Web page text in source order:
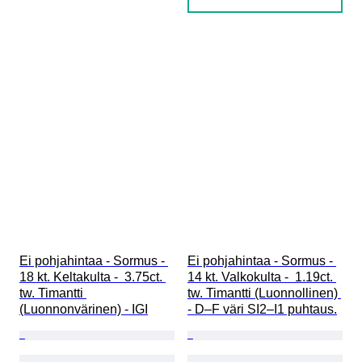
Ei pohjahintaa - Sormus -
18 kt. Keltakulta -  3.75ct.
tw. Timantti
(Luonnonvärinen) - IGI
Ei pohjahintaa - Sormus -
14 kt. Valkokulta -  1.19ct.
tw. Timantti (Luonnollinen)
- D–F väri SI2–I1 puhtaus.